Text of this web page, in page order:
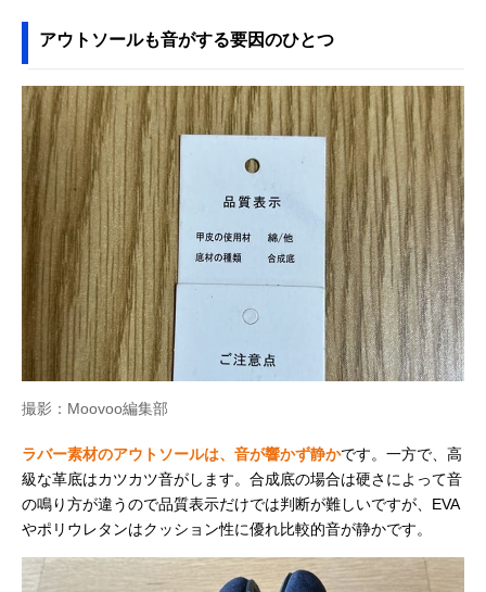
アウトソールも音がする要因のひとつ
撮影：Moovoo編集部
ラバー素材のアウトソールは、音が響かず静かです。一方で、高
級な革底はカツカツ音がします。合成底の場合は硬さによって音
の鳴り方が違うので品質表示だけでは判断が難しいですが、EVA
やポリウレタンはクッション性に優れ比較的音が静かです。